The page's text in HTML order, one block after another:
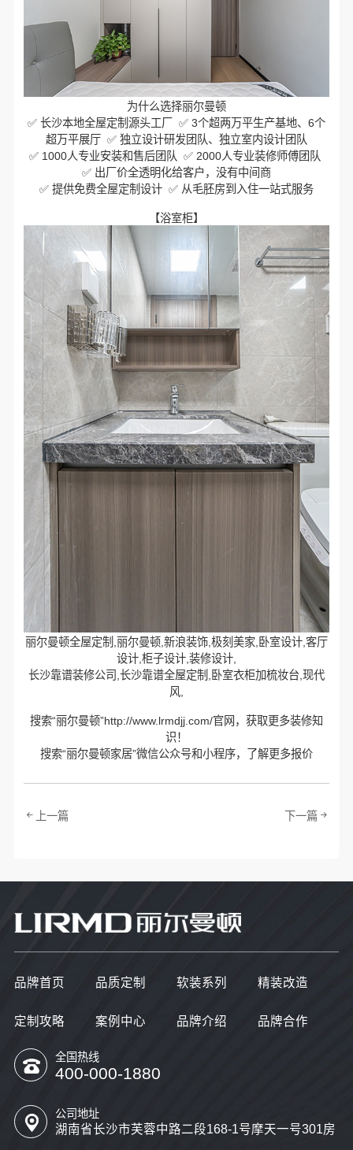
为什么选择丽尔曼顿
✅ 长沙本地全屋定制源头工厂 ✅ 3个超两万平生产基地、6个
超万平展厅 ✅ 独立设计研发团队、独立室内设计团队
✅ 1000人专业安装和售后团队 ✅ 2000人专业装修师傅团队
✅ 出厂价全透明化给客户，没有中间商
✅ 提供免费全屋定制设计 ✅ 从毛胚房到入住一站式服务
【浴室柜】
丽尔曼顿全屋定制,丽尔曼顿,新浪装饰,极刻美家,卧室设计,客厅
设计,柜子设计,装修设计,
长沙靠谱装修公司,长沙靠谱全屋定制,卧室衣柜加梳妆台,现代
风,
搜索“丽尔曼顿”http://www.lrmdjj.com/官网，获取更多装修知
识！
搜索“丽尔曼顿家居”微信公众号和小程序，了解更多报价
上一篇 下一篇
品牌首页 品质定制 软装系列 精装改造
定制攻略 案例中心 品牌介绍 品牌合作
全国热线
400-000-1880
公司地址
湖南省长沙市芙蓉中路二段168-1号摩天一号301房